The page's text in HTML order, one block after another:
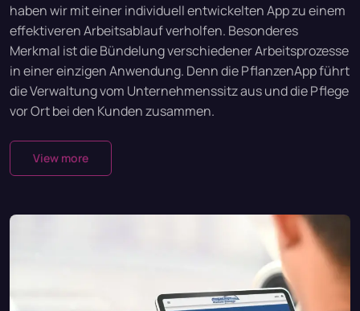
haben wir mit einer individuell entwickelten App zu einem
effektiveren Arbeitsablauf verholfen. Besonderes
Merkmal ist die Bündelung verschiedener Arbeitsprozesse
in einer einzigen Anwendung. Denn die PflanzenApp führt
die Verwaltung vom Unternehmenssitz aus und die Pflege
vor Ort bei den Kunden zusammen.
View more